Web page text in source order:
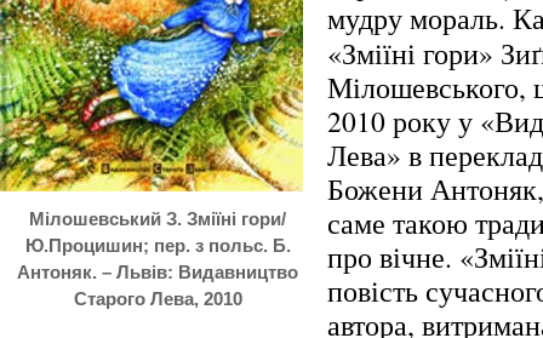
Мілошевський З. Зміїні гори/
Ю.Процишин; пер. з польс. Б.
Антоняк. – Львів: Видавництво
Старого Лева, 2010
мудру мораль.
«Зміїні гори»
Мілошевського,
2010 року у
Лева» в
Божени
саме такою
про вічне.
повість
автора,